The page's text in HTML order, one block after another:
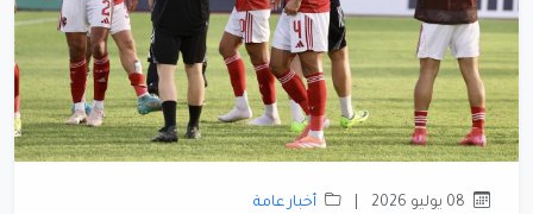
أخبار عامة